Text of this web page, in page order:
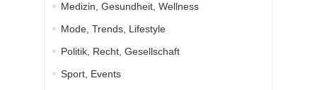
Medizin, Gesundheit, Wellness
Mode, Trends, Lifestyle
Politik, Recht, Gesellschaft
Sport, Events